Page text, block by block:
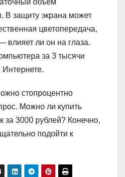
объем
В защиту экрана может
цветопередача,
влияет ли он на глаза.
за 3 тысячи
Интернете.
стопроцентно
Можно ли купить
за 3000 рублей? Конечно,
подойти к